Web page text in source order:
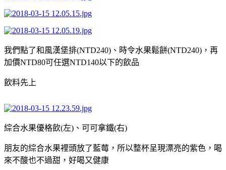
我們點了和風漢堡排(NTD240)、時令水果鬆餅(NTD240)，再
加價NTD80可任選NTD140以下的飲品
飲料先上
綜合水果優格飲(左)、可可拿鐵(右)
朋友的綜合水果裡頭放了藍莓，所以整杯呈現漂亮的紫色，喝
來不酸也不過甜，好喝又健康